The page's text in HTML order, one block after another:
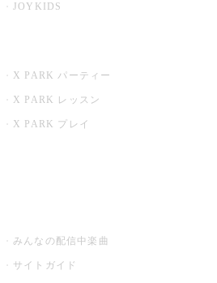
JOYKIDS
X PARK パーティー
X PARK レッスン
X PARK プレイ
みんなの配信中楽曲
サイトガイド